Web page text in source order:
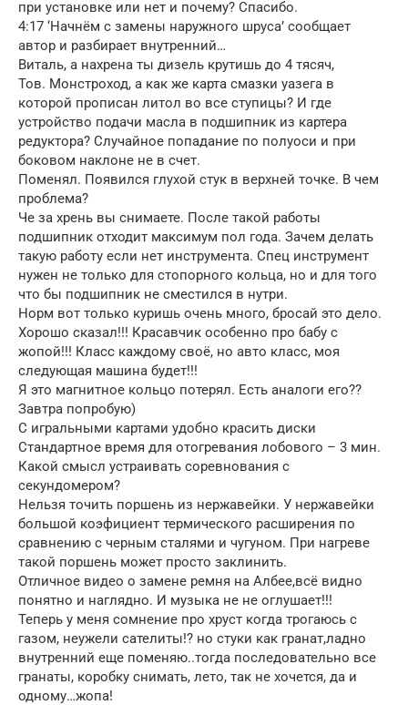
при установке или нет и почему? Спасибо.
4:17 ‘Начнём с замены наружного шруса’ сообщает
автор и разбирает внутренний…
Виталь, а нахрена ты дизель крутишь до 4 тясяч,
Тов. Монстроход, а как же карта смазки уазега в
которой прописан литол во все ступицы? И где
устройство подачи масла в подшипник из картера
редуктора? Случайное попадание по полуоси и при
боковом наклоне не в счет.
Поменял. Появился глухой стук в верхней точке. В чем
проблема?
Че за хрень вы снимаете. После такой работы
подшипник отходит максимум пол года. Зачем делать
такую работу если нет инструмента. Спец инструмент
нужен не только для стопорного кольца, но и для того
что бы подшипник не сместился в нутри.
Норм вот только куришь очень много, бросай это дело.
Хорошо сказал!!! Красавчик особенно про бабу с
жопой!!! Класс каждому своё, но авто класс, моя
следующая машина будет!!!
Я это магнитное кольцо потерял. Есть аналоги его??
Завтра попробую)
С игральными картами удобно красить диски
Стандартное время для отогревания лобового – 3 мин.
Какой смысл устраивать соревнования с
секундомером?
Нельзя точить поршень из нержавейки. У нержавейки
большой коэфициент термического расширения по
сравнению с черным сталями и чугуном. При нагреве
такой поршень может просто заклинить.
Отличное видео о замене ремня на Албее,всё видно
понятно и наглядно. И музыка не не оглушает!!!
Теперь у меня сомнение про хруст когда трогаюсь с
газом, неужели сателиты!? но стуки как гранат,ладно
внутренний еще поменяю..тогда последовательно все
гранаты, коробку снимать, лето, так не хочется, да и
одному…жопа!